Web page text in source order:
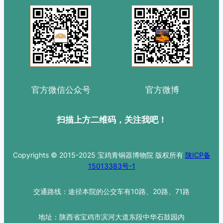
官方微信公众号 官方微博
扫描上方二维码，关注我吧！
Copyrights © 2015-2025 宝鸡青铜器博物院 版权所有 陕ICP备
15013383号-1
交通路线：途径本院的公交车有10路、20路、71路
地址：陕西省宝鸡市滨河大道东段中华石鼓园内